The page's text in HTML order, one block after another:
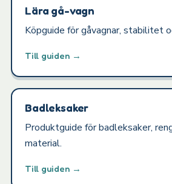
Lära gå-vagn
Köpguide för gåvagnar, stabilitet
Till guiden →
Badleksaker
Produktguide för badleksaker,
material.
Till guiden →